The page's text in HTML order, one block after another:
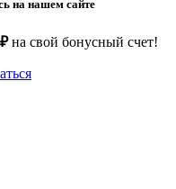
на нашем сайте
на свой бонусный счет!